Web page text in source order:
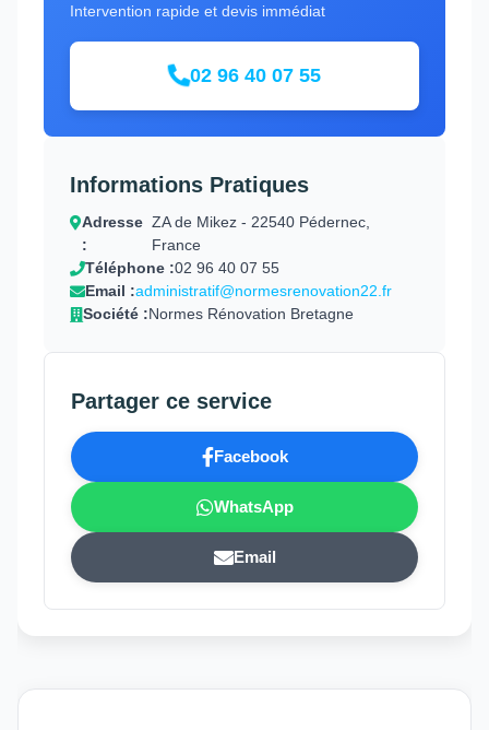
Intervention rapide et devis immédiat
02 96 40 07 55
Informations Pratiques
Adresse
:
ZA de Mikez - 22540 Pédernec,
France
Téléphone :02 96 40 07 55
Email :administratif@normesrenovation22.fr
Société :Normes Rénovation Bretagne
Partager ce service
Facebook
WhatsApp
Email